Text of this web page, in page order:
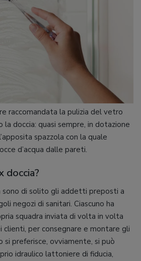
raccomandata la pulizia del vetro
doccia: quasi sempre, in dotazione
spazzola con la quale
d’acqua dalle pareti.
doccia?
sono di solito gli addetti preposti a
negozi di sanitari. Ciascuno ha
squadra inviata di volta in volta
clienti, per consegnare e montare gli
si preferisce, ovviamente, si può
idraulico lattoniere di fiducia,